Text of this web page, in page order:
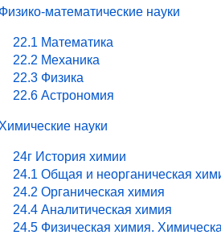
математические науки
22.1 Математика
22.2 Механика
22.3 Физика
22.6 Астрономия
науки
24г История химии
24.1 Общая и неорганическая
24.2 Органическая химия
24.4 Аналитическая химия
24.5 Физическая химия.